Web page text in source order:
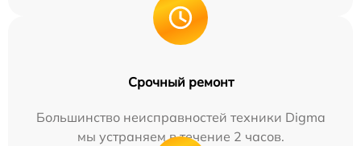
Срочный ремонт
Большинство неисправностей техники Digma
мы устраняем в течение 2 часов.